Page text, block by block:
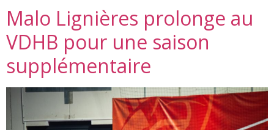
Malo Lignières prolonge au
VDHB pour une saison
supplémentaire